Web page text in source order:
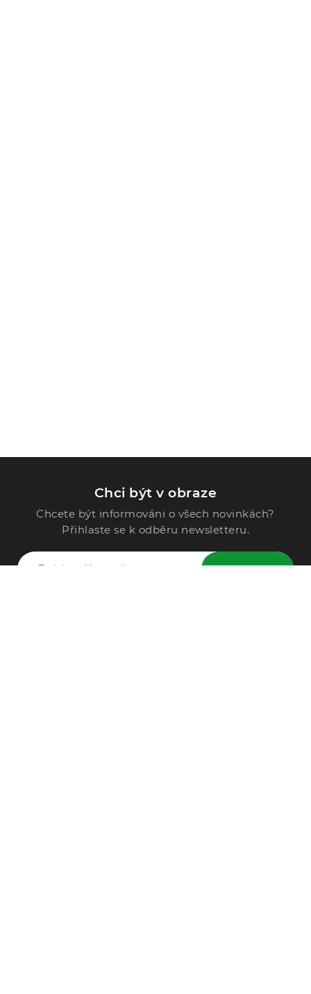
Chci být v obraze
Chcete být informováni o všech novinkách?
Přihlaste se k odběru newsletteru.
ODESLAT